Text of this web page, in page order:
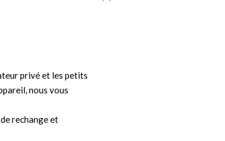
privé et les petits
nous vous
rechange et